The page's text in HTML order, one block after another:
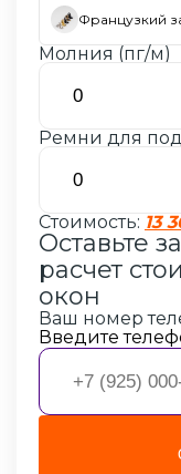
Французкий
Молния (пг/м)
Ремни для
Стоимость: 13
Оставьте
расчет
окон
Ваш номер
Введите